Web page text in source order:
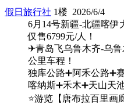
假日旅行社 1楼 2026/6/4
6月14号新疆-北疆喀伊
仅售6799元/人！
✈青岛飞乌鲁木齐-乌
公里车程！
独库公路➕阿禾公路➕
喀纳斯➕禾木➕天山天
⭐游览【唐布拉百里画